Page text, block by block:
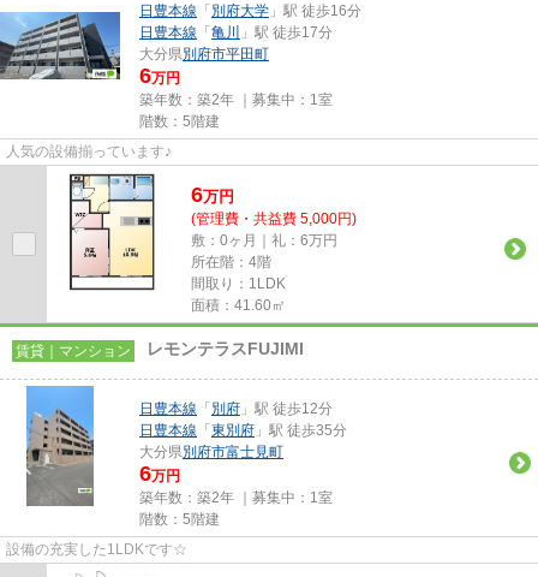
日豊本線 「 別府大学 」駅 徒歩16分
日豊本線 「 亀川
」駅 徒歩17分
大分県別府市平田町
6万円
築年数：築2年 ｜募集中： 1室
階数：5階建
人気の設備揃っています♪
6万円
(管理費・共益費 5,000円)
敷：0ヶ月｜礼：6万円
所在階：4階
間取り：1LDK
面積：41.60㎡
賃貸｜マンション レモンテラスFUJIMI
日豊本線 「 別府 」駅 徒歩12分
日豊本線 「 東別府 」駅 徒歩35分
大分県別府市富士見町
6万円
築年数：築2年 ｜募集中： 1室
階数：5階建
設備の充実した1LDKです☆